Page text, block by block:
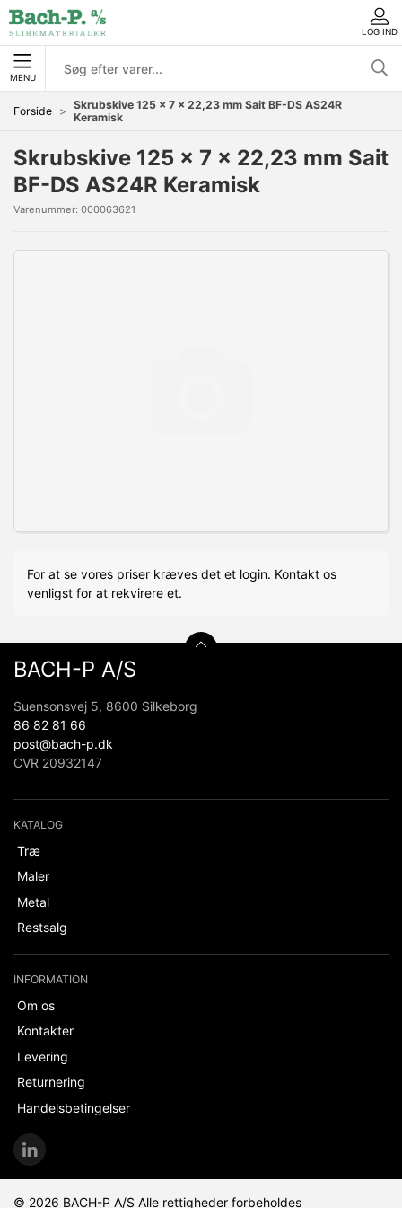
LOG IND
MENU
Forside
Skrubskive 125 x 7 x 22,23 mm Sait BF-DS AS24R
Keramisk
Skrubskive 125 x 7 x 22,23 mm Sait
BF-DS AS24R Keramisk
Varenummer: 000063621
For at se vores priser kræves det et login. Kontakt os
venligst for at rekvirere et.
BACH-P A/S
Suensonsvej 5, 8600 Silkeborg
86 82 81 66
post@bach-p.dk
CVR 20932147
KATALOG
Træ
Maler
Metal
Restsalg
INFORMATION
Om os
Kontakter
Levering
Returnering
Handelsbetingelser
© 2026 BACH-P A/S Alle rettigheder forbeholdes